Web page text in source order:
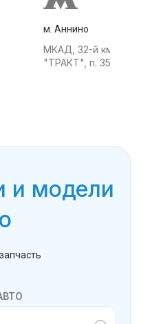
м. Аннино
МКАД, 32-й км, АТК
"ТРАКТ", п. 35
и модели